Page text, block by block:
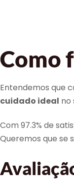
Como
Entendemos que
cuidado ideal no
Com 97.3% de
Queremos que se